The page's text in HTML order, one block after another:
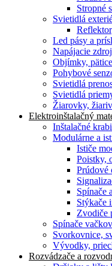
Stropné
Svietidlá
Led pásy a
Napájacie
Objímky,
Pohybové
Svietidlá
Svietidlá
Žiarovky,
Elektroinštalačný
Inštalačné
Modulárne a
Ističe
Poistky,
Prúdové
Spínače
Stýkače
Zvodiče
Spínače
Svorkovnice,
Vývodky,
Rozvádzače a